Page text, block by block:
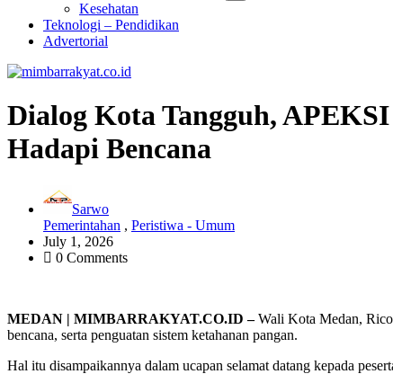
Kesehatan
Teknologi – Pendidikan
Advertorial
Dialog Kota Tangguh,
Hadapi Bencana
Sarwo
Pemerintahan , Peristiwa - Umum
July 1, 2026
0 Comments
MEDAN | MIMBARRAKYAT.CO.ID –Wali Kota Medan, Rico
bencana, serta penguatan sistem ketahanan pangan.
Hal itu disampaikannya dalam ucapan selamat datang kepada